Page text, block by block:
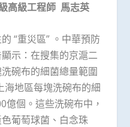
高級工程師 馬志英
“重災區” 。中華預防
示：在搜集的京滬二
碗布的細菌總量範圍
海地區每塊洗碗布的細
億個。這些洗碗布中，
葡萄球菌、白念珠